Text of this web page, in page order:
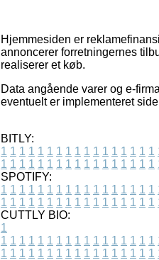
Hjemmesiden er
annoncerer forretningernes
realiserer et køb.
Data angående varer og e-
eventuelt er implementeret
BITLY:
1 1 1 1 1 1 1 1 1 1 1 1 1 1 1 1 1
1 1 1 1 1 1 1 1 1 1 1 1 1 1 1 1 1
SPOTIFY:
1 1 1 1 1 1 1 1 1 1 1 1 1 1 1 1 1
1 1 1 1 1 1 1 1 1 1 1 1 1 1 1 1 1
CUTTLY BIO:
1
1 1 1 1 1 1 1 1 1 1 1 1 1 1 1 1 1
1 1 1 1 1 1 1 1 1 1 1 1 1 1 1 1 1